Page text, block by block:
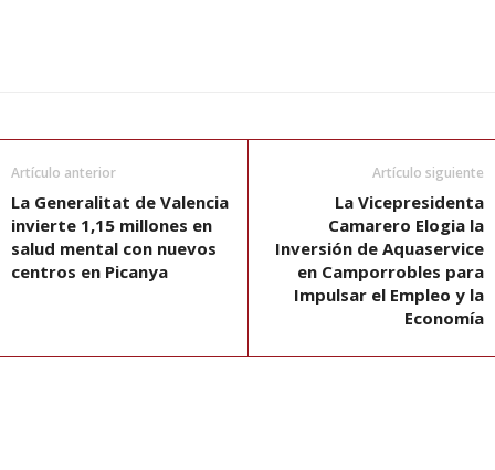
Artículo anterior
La Generalitat de Valencia
invierte 1,15 millones en
salud mental con nuevos
centros en Picanya
Artículo siguiente
La Vicepresidenta
Camarero Elogia la
Inversión de Aquaservice
en Camporrobles para
Impulsar el Empleo y la
Economía